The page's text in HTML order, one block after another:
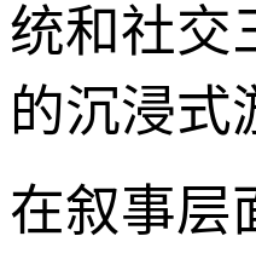
统和社交
的沉浸式
在叙事层